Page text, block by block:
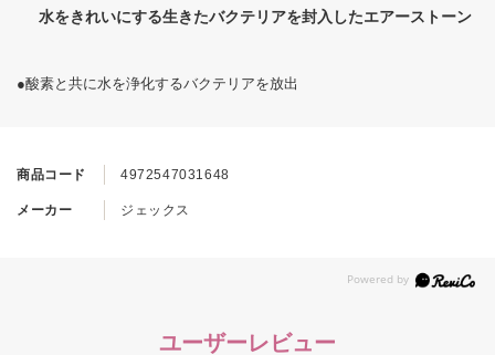
商品コード 4972547031648
メーカー ジェックス
水をきれいにする生きたバクテリアを封入したエアーストーン
●酸素と共に水を浄化するバクテリアを放出
ユーザーレビュー